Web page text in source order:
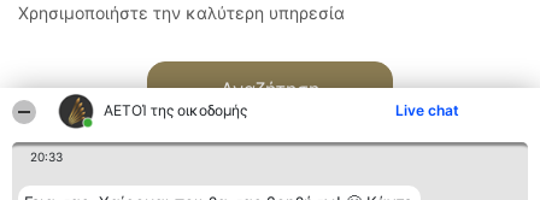
ΑΕΤΟΊ της οικοδομής Live chat
20:33
Χρησιμοποιήστε την καλύτερη υπηρεσία
Αναζήτηση